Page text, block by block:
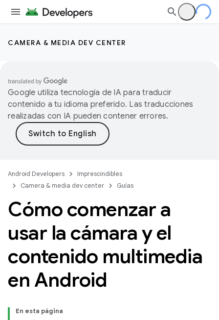
CAMERA & MEDIA DEV CENTER
Google utiliza tecnología de IA para traducir
contenido a tu idioma preferido. Las traducciones
realizadas con IA pueden contener errores.
Android Developers
Imprescindibles
Camera & media dev center
Guías
Cómo comenzar a
usar la cámara y el
contenido multimedia
en Android
En esta página